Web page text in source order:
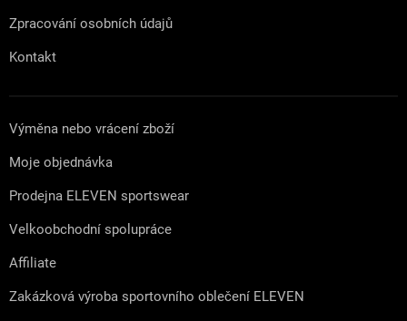
Zpracování osobních údajů
Kontakt
Výměna nebo vrácení zboží
Moje objednávka
Prodejna ELEVEN sportswear
Velkoobchodní spolupráce
Affiliate
Zakázková výroba sportovního oblečení ELEVEN